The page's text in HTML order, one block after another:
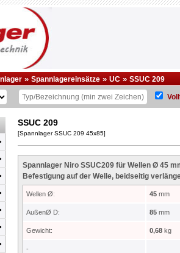
» Spannlagereinsätze » UC » SSUC 209
SSUC 209
[Spannlager SSUC 209 45x85]
Spannlager Niro SSUC209 für Wellen Ø 45
Befestigung auf der Welle, beidseitig
Wellen Ø: 45 mm
AußenØ D: 85 mm
Gewicht: 0,68 kg
-